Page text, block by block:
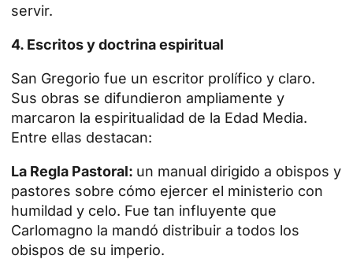
servir.
4. Escritos y doctrina espiritual
San Gregorio fue un escritor prolífico y claro.
Sus obras se difundieron ampliamente y
marcaron la espiritualidad de la Edad Media.
Entre ellas destacan:
La Regla Pastoral: un manual dirigido a obispos y
pastores sobre cómo ejercer el ministerio con
humildad y celo. Fue tan influyente que
Carlomagno la mandó distribuir a todos los
obispos de su imperio.